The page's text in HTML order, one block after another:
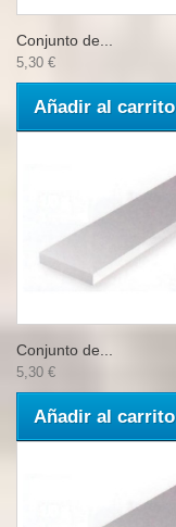
Conjunto de...
5,30 €
Añadir al carrito
Conjunto de...
5,30 €
Añadir al carrito